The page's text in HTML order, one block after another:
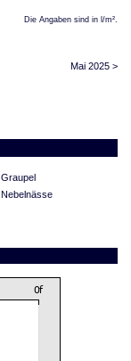
Die Angaben sind in l/m².
Mai 2025 >
Graupel
Nebelnässe